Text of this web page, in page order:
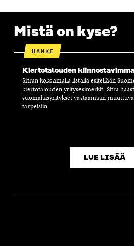
Mistä on kyse?
HANKE
Kiertotalouden
Sitran kokoamalla listalla esitellään
kiertotalouden yritysesimerkit. Sitra
suomalaisyritykset vastaamaan
tarpeisiin.
LUE LISÄÄ